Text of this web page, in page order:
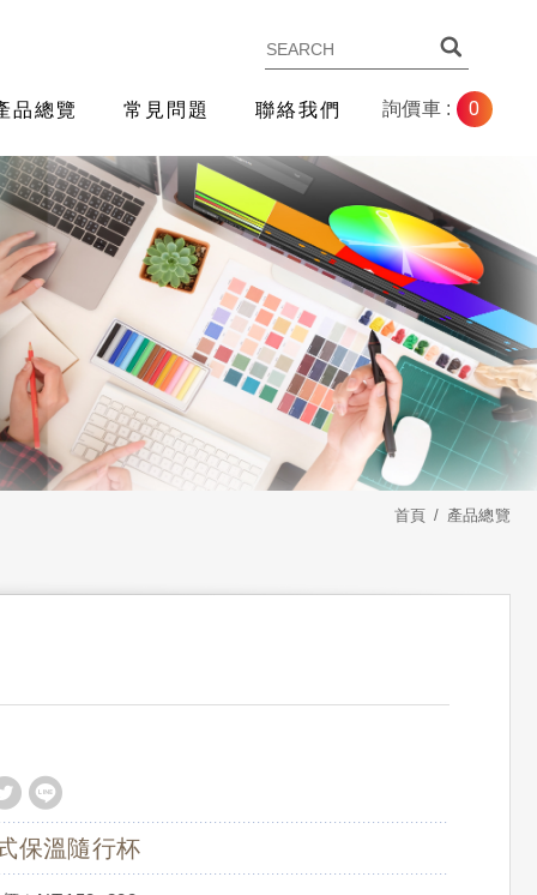
品總覽 常見問題 聯絡我們 詢價車 : 0
首頁 產品總覽
保溫隨行杯